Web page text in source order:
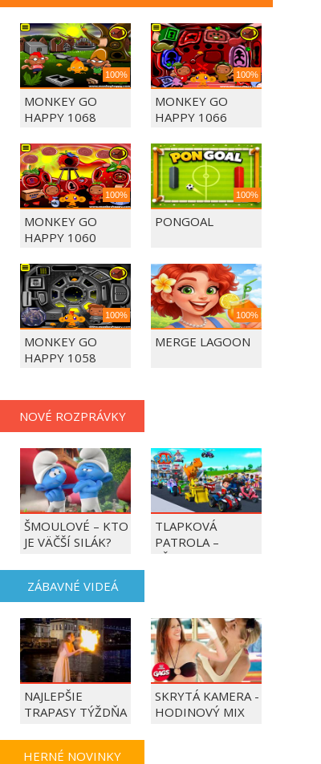
100%
MONKEY GO
HAPPY 1068
100%
MONKEY GO
HAPPY 1066
100%
MONKEY GO
HAPPY 1060
100%
PONGOAL
100%
MONKEY GO
HAPPY 1058
100%
MERGE LAGOON
NOVÉ ROZPRÁVKY
ŠMOULOVÉ – KTO
JE VÄČŠÍ SILÁK?
TLAPKOVÁ
PATROLA –
VŠETKY LABKY DO
ZÁBAVNÉ VIDEÁ
NAJLEPŠIE
TRAPASY TÝŽDŇA
SKRYTÁ KAMERA -
HODINOVÝ MIX
HERNÉ NOVINKY